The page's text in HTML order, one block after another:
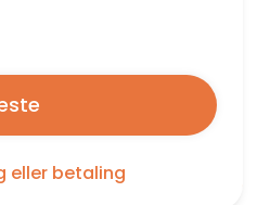
eller betaling